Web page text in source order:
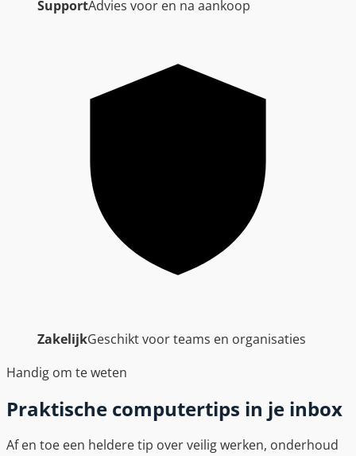
SupportAdvies voor en na aankoop
ZakelijkGeschikt voor teams en organisaties
Handig om te weten
Praktische computertips in je inbox
Af en toe een heldere tip over veilig werken, onderhoud